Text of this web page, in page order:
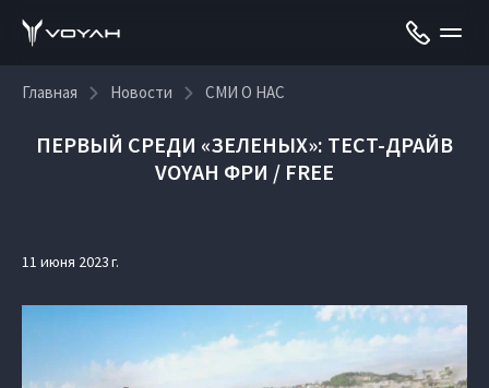
Главная Новости СМИ О НАС
ПЕРВЫЙ СРЕДИ «ЗЕЛЕНЫХ»: ТЕСТ-ДРАЙВ
VOYAH ФРИ / FREE
11 июня 2023 г.